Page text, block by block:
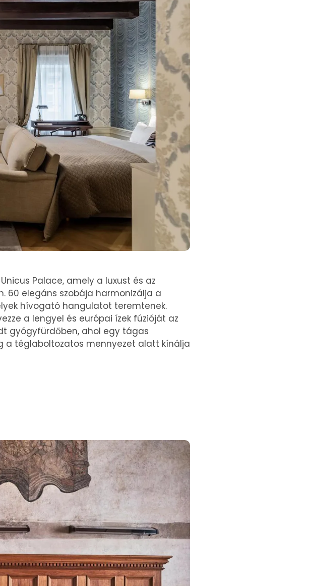
Palace, amely a luxust és az
60 elegáns szobája harmonizálja a
hívogató hangulatot teremtenek.
a lengyel és európai ízek fúzióját az
gyógyfürdőben, ahol egy tágas
a téglaboltozatos mennyezet alatt kínálja